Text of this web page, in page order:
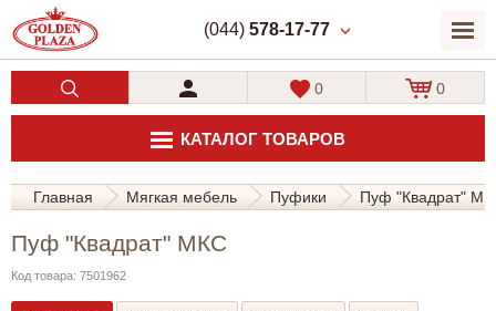
(044) 578-17-77
КАТАЛОГ ТОВАРОВ
0 0
Главная Мягкая мебель Пуфики Пуф "Квадрат"
Пуф "Квадрат" МКС
Код товара: 7501962